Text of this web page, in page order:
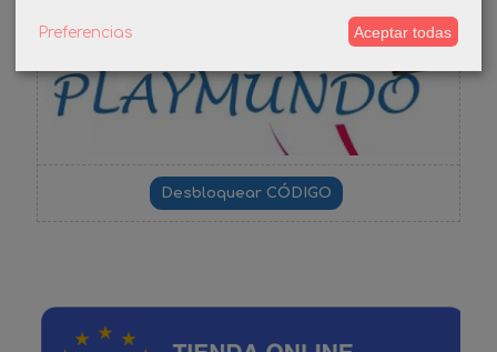
-3%
Preferencias Aceptar todas